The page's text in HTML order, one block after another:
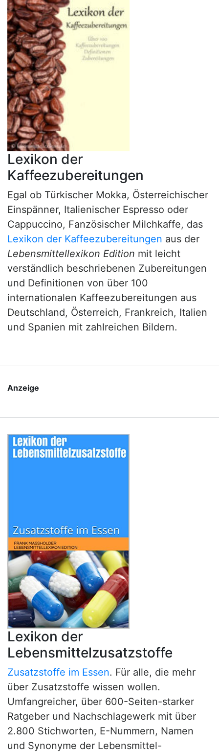
Lexikon der
Kaffeezubereitungen
Egal ob Türkischer Mokka, Österreichischer
Einspänner, Italienischer Espresso oder
Cappuccino, Fanzösischer Milchkaffe, das
Lexikon der Kaffeezubereitungen aus der
Lebensmittellexikon Edition mit leicht
verständlich beschriebenen Zubereitungen
und Definitionen von über 100
internationalen Kaffeezubereitungen aus
Deutschland, Österreich, Frankreich, Italien
und Spanien mit zahlreichen Bildern.
Anzeige
Lexikon der
Lebensmittelzusatzstoffe
Zusatzstoffe im Essen. Für alle, die mehr
über Zusatzstoffe wissen wollen.
Umfangreicher, über 600-Seiten-starker
Ratgeber und Nachschlagewerk mit über
2.800 Stichworten, E-Nummern, Namen
und Synonyme der Lebensmittel-